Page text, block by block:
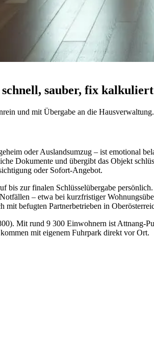
sauber, fix kalkuliert
und mit Übergabe an die Hausverwaltung.
oder Auslandsumzug – ist emotional
Dokumente und übergibt das Objekt
oder Sofort-Angebot.
bis zur finalen Schlüsselübergabe
– etwa bei kurzfristiger
befugten Partnerbetrieben in
Mit rund 9 300 Einwohnern ist Attnang-
mit eigenem Fuhrpark direkt vor Ort.